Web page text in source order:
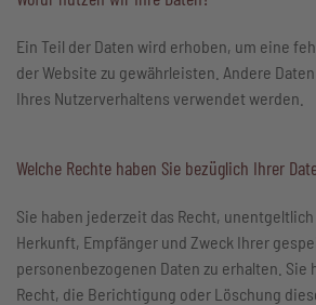
Ein Teil der Daten wird erhoben, um eine
der Website zu gewährleisten. Andere
Ihres Nutzerverhaltens verwendet werden.
Welche Rechte haben Sie bezüglich Ihrer
Sie haben jederzeit das Recht,
Herkunft, Empfänger und Zweck Ihrer
personenbezogenen Daten zu erhalten. Sie
Recht, die Berichtigung oder Löschung